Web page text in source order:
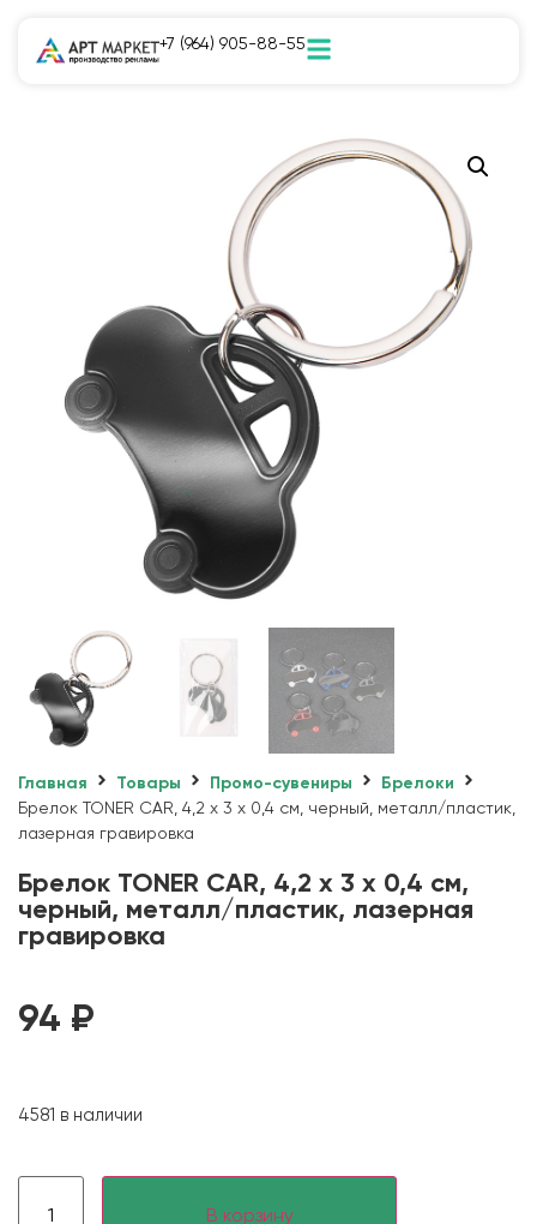
+7 (964) 905-88-55
Главная Товары Промо-сувениры
Брелоки
Брелок TONER CAR, 4,2 x 3 x 0,4 см, черный, металл/пластик,
лазерная гравировка
Брелок TONER CAR, 4,2 x 3 x 0,4 см,
черный, металл/пластик, лазерная
гравировка
94 ₽
4581 в наличии
В корзину